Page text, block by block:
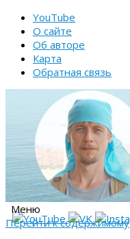
YouTube
О сайте
Об авторе
Карта
Обратная связь
Меню
Перейти к содержимому